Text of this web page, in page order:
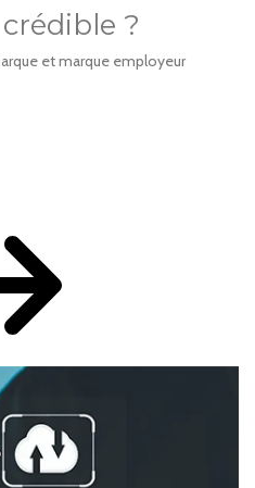
?
et marque employeur